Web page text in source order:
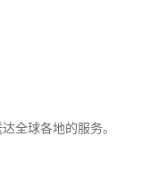
全球各地的服务。